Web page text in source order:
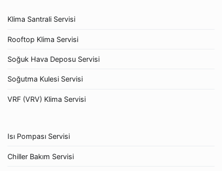
Klima Santrali Servisi
Rooftop Klima Servisi
Soğuk Hava Deposu Servisi
Soğutma Kulesi Servisi
VRF (VRV) Klima Servisi
Isı Pompası Servisi
Chiller Bakım Servisi